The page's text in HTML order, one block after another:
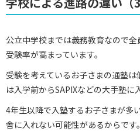
公立中学校までは義務教育なので
受験率が高まっています。
受験を考えているお子さまの通塾
は入学前からSAPIXなどの大手塾に
4年生以降で入塾するお子さまが多
舎に入れない可能性があるからで